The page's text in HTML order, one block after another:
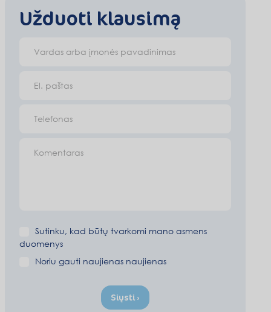
Užduoti klausimą
Vardas arba įmonės pavadinimas
El. paštas
Telefonas
Komentaras
Sutinku, kad būtų tvarkomi mano asmens
duomenys
Noriu gauti naujienas naujienas
Siųsti ›